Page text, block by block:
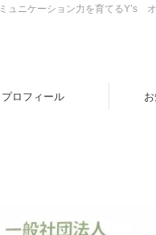
ュニケーション力を育てるY’s オ
プロフィール